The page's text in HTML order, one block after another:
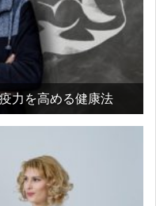
力を高める健康法